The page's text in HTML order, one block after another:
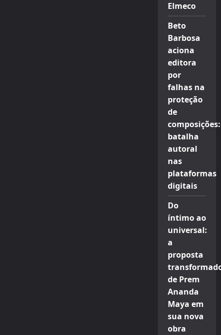
Elmeco
Beto
Barbosa
aciona
editora
por
falhas na
proteção
de
composições:
batalha
autoral
nas
plataformas
digitais
Do
íntimo ao
universal:
a
proposta
de Prem
Ananda
Maya em
sua nova
obra